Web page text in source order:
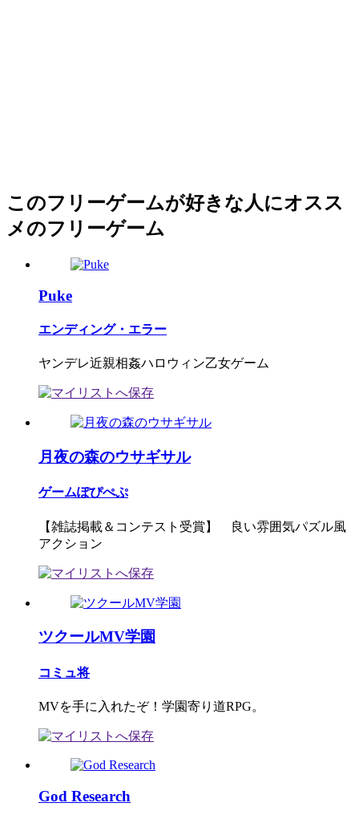
このフリーゲームが好きな人にオスス
メのフリーゲーム
Puke
エンディング・エラー
ヤンデレ近親相姦ハロウィン乙女ゲーム
月夜の森のウサギサル
ゲームぽぴぺぷ
【雑誌掲載＆コンテスト受賞】 良い雰囲気パズル風
アクション
ツクールMV学園
コミュ将
MVを手に入れたぞ！学園寄り道RPG。
God Research